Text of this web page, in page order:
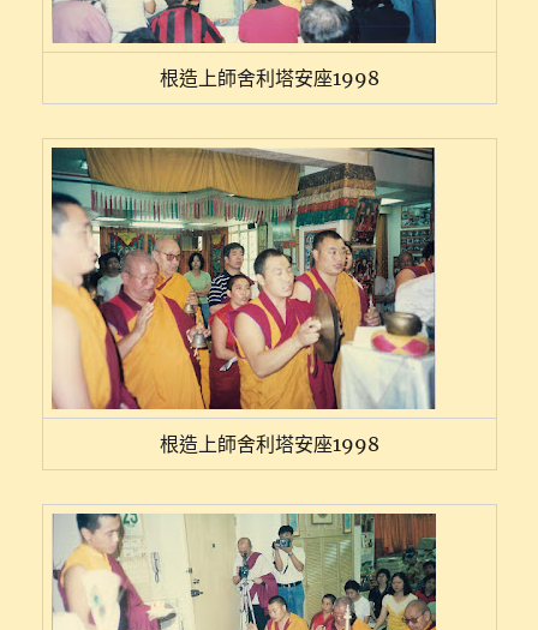
根造上師舍利塔安座1998
根造上師舍利塔安座1998